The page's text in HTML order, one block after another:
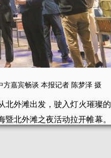
嘉宾畅谈 本报记者 陈梦泽 摄
北外滩出发，驶入灯火璀璨的
北外滩之夜活动拉开帷幕。